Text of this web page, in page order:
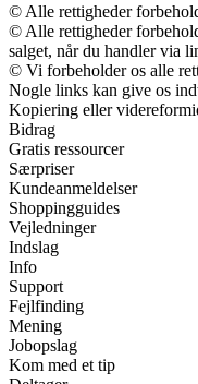
© Alle rettigheder
© Alle rettigheder
salget, når du handler via
© Vi forbeholder os alle
Nogle links kan give os
Kopiering eller
Bidrag
Gratis ressourcer
Særpriser
Kundeanmeldelser
Shoppingguides
Vejledninger
Indslag
Info
Support
Fejlfinding
Mening
Jobopslag
Kom med et tip